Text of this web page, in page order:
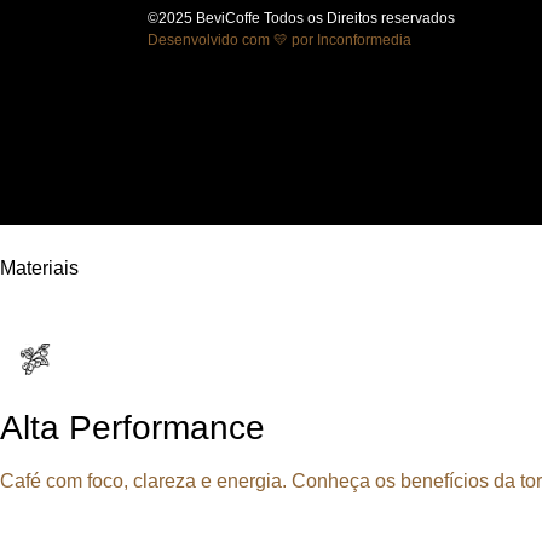
©2025 BeviCoffe Todos os Direitos reservados
Desenvolvido com 💛 por Inconformedia
Materiais
Alta Performance
Café com foco, clareza e energia. Conheça os benefícios da